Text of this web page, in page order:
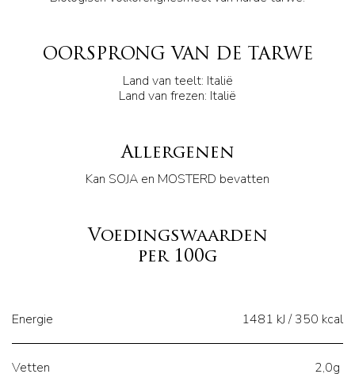
OORSPRONG VAN DE TARWE
Land van teelt: Italië
Land van frezen: Italië
Allergenen
Kan SOJA en MOSTERD bevatten
Voedingswaarden
per 100g
Energie 1481 kJ / 350 kcal
Vetten
2,0g